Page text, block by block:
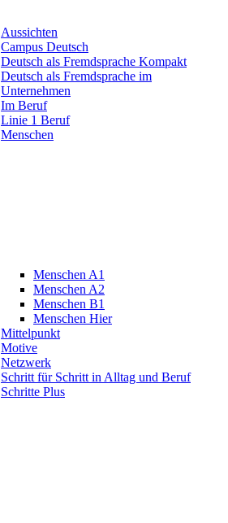
Aussichten
Campus Deutsch
Deutsch als Fremdsprache Kompakt
Deutsch als Fremdsprache im
Unternehmen
Im Beruf
Linie 1 Beruf
Menschen
Menschen A1
Menschen A2
Menschen B1
Menschen Hier
Mittelpunkt
Motive
Netzwerk
Schritt für Schritt in Alltag und Beruf
Schritte Plus